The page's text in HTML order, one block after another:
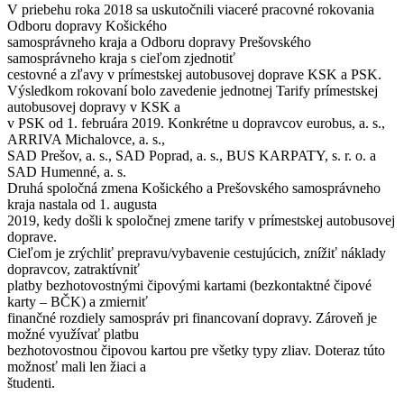
V priebehu roka 2018 sa uskutočnili viaceré pracovné rokovania
Odboru dopravy Košického
samosprávneho kraja a Odboru dopravy Prešovského
samosprávneho kraja s cieľom zjednotiť
cestovné a zľavy v prímestskej autobusovej doprave KSK a PSK.
Výsledkom rokovaní bolo zavedenie jednotnej Tarify prímestskej
autobusovej dopravy v KSK a
v PSK od 1. februára 2019. Konkrétne u dopravcov eurobus, a. s.,
ARRIVA Michalovce, a. s.,
SAD Prešov, a. s., SAD Poprad, a. s., BUS KARPATY, s. r. o. a
SAD Humenné, a. s.
Druhá spoločná zmena Košického a Prešovského samosprávneho
kraja nastala od 1. augusta
2019, kedy došli k spoločnej zmene tarify v prímestskej autobusovej
doprave.
Cieľom je zrýchliť prepravu/vybavenie cestujúcich, znížiť náklady
dopravcov, zatraktívniť
platby bezhotovostnými čipovými kartami (bezkontaktné čipové
karty – BČK) a zmierniť
finančné rozdiely samospráv pri financovaní dopravy. Zároveň je
možné využívať platbu
bezhotovostnou čipovou kartou pre všetky typy zliav. Doteraz túto
možnosť mali len žiaci a
študenti.